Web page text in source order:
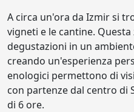
A circa un'ora da Izmir si
vigneti e le cantine.
degustazioni in un
creando un'esperienza
enologici permettono di
con partenze dal centro di
di 6 ore.